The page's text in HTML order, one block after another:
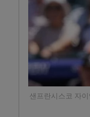
샌프란시스코 자